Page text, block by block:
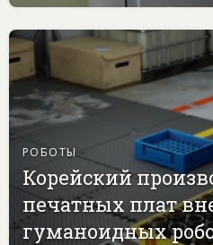
РОБОТЫ
Корейский
печатных плат
гуманоидных